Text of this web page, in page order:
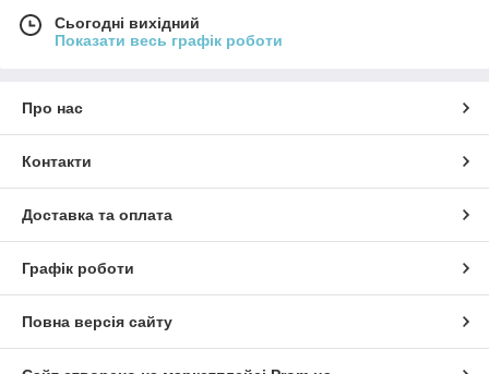
Сьогодні вихідний
Показати весь графік роботи
Про нас
Контакти
Доставка та оплата
Графік роботи
Повна версія сайту